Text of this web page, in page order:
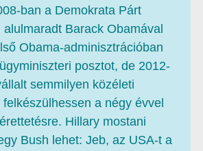
ban a Demokrata Párt
Barack Obamával
Obama-adminisztrációban
posztot, de 2012-
semmilyen közéleti
a négy évvel
Hillary mostani
Bush lehet: Jeb, az USA-t a